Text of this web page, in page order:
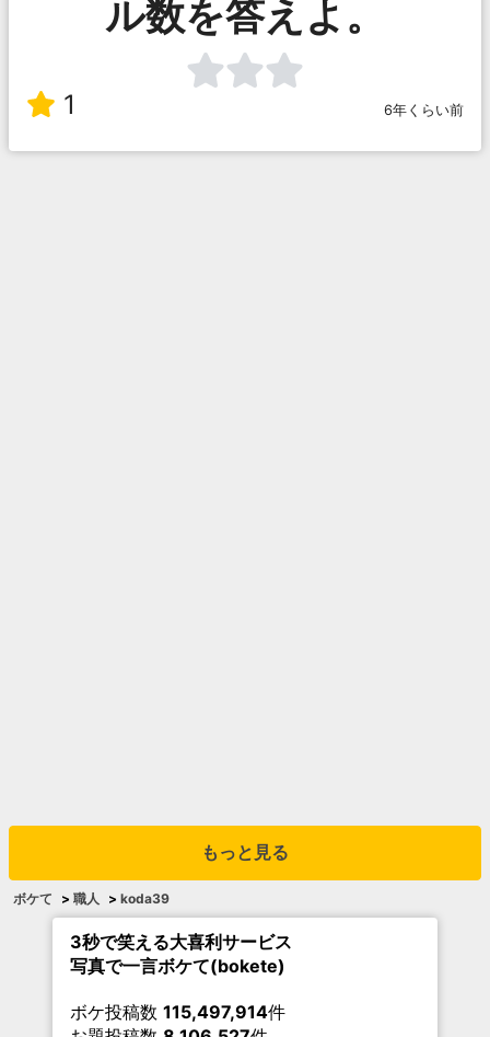
ル数を答えよ。
1 6年くらい前
もっと見る
ボケて > 職人 > koda39
3秒で笑える大喜利サービス
写真で一言ボケて(bokete)
ボケ投稿数 115,497,914件